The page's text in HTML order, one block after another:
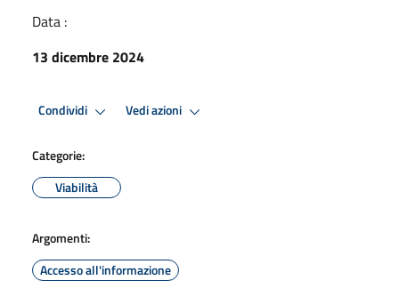
Data :
13 dicembre 2024
Condividi Vedi azioni
Categorie:
Viabilità
Argomenti:
Accesso all'informazione